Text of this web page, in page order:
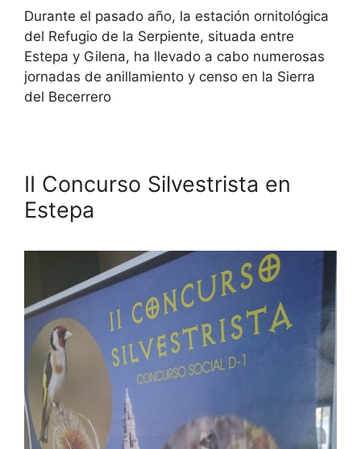
Durante el pasado año, la estación ornitológica
del Refugio de la Serpiente, situada entre
Estepa y Gilena, ha llevado a cabo numerosas
jornadas de anillamiento y censo en la Sierra
del Becerrero
II Concurso Silvestrista en
Estepa